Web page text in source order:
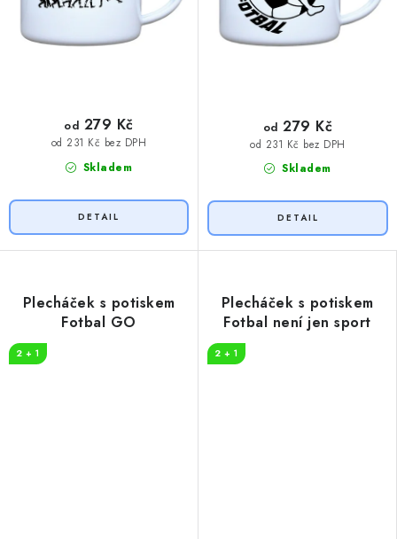
Skladem
od 231 Kč bez DPH
od 279 Kč
Skladem
od 231 Kč bez DPH
od 279 Kč
Plecháček s potiskem
Fotbal GO
2 + 1
Plecháček s potiskem
Fotbal není jen sport
2 + 1